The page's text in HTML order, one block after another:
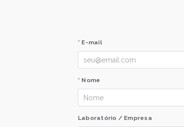
* E-mail
* Nome
Laboratório / Empresa